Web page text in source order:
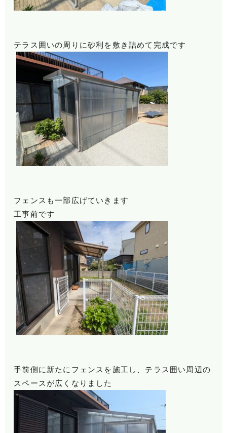
テラス囲いの周りに砂利を敷き詰めて完成です
フェンスも一部広げていきます
工事前です
手前側に新たにフェンスを施工し、テラス囲い周辺の
スペースが広くなりました